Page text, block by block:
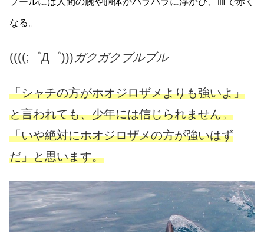
なる。
((((;゜Д゜))) ガクガクブルブル
「シャチの方がホオジロザメよりも強いよ」
と言われても、少年には信じられません。
「いや絶対にホオジロザメの方が強いはず
だ」と思います。